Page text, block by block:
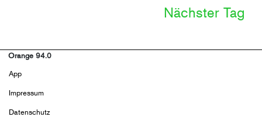
Nächster Tag
Orange 94.0
Footer
menu
App
Impressum
Datenschutz